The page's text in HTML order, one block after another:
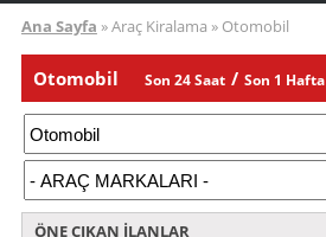
Ana Sayfa Araç Kiralama Otomobil
Otomobil Son 24 Saat Son 1 Hafta
ÖNE ÇIKAN İLANLAR